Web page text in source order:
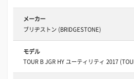
メーカー
ブリヂストン (BRIDGESTONE)
モデル
TOUR B JGR HY ユーティリティ 2017